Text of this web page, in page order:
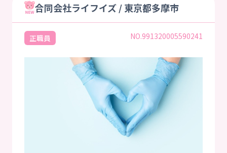
合同会社ライフイズ / 東京都多摩市
正職員 NO.991320005590241